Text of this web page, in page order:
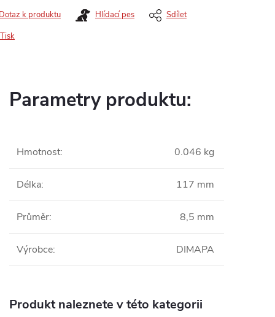
Tisk
Dotaz k produktu Hlídací pes Sdílet
Parametry produktu:
Hmotnost: 0.046 kg
Délka: 117 mm
Průměr: 8,5 mm
Výrobce: DIMAPA
Produkt naleznete v této kategorii